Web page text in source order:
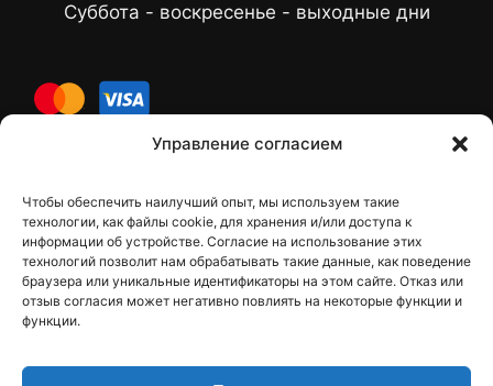
Управление согласием
Чтобы обеспечить наилучший опыт, мы используем такие
технологии, как файлы cookie, для хранения и/или доступа к
информации об устройстве. Согласие на использование этих
технологий позволит нам обрабатывать такие данные, как поведение
браузера или уникальные идентификаторы на этом сайте. Отказ или
отзыв согласия может негативно повлиять на некоторые функции и
функции.
Суббота - воскресенье - выходные дни
Контакты
dfbelements@gmail.com